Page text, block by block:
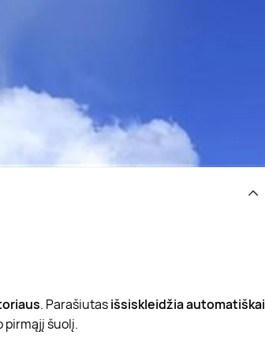
. Parašiutasišsiskleidžia automatiškai
pirmąjį šuolį.